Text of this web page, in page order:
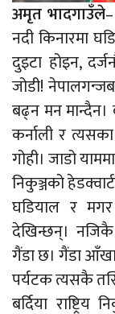
अमृत भादगाउँले
नदी किनारमा
दुइटा होइन,
जोडी!
बढ्न मन मान्दैन।
कर्नाली र
गोही। जाडो
निकुञ्जको
घडियाल र मगर
देखिन्छन्।
गैंडा छ। गैंडा
पर्यटक त्यसकै
बर्दिया